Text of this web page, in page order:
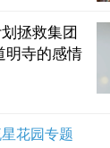
拯救集团
明寺的感情
花园专题